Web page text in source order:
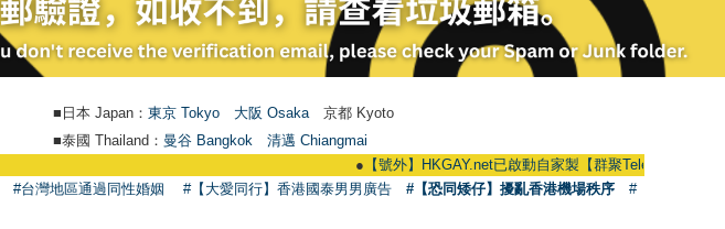
■日本 Japan： 東京 Tokyo 大阪 Osaka 京都 Kyoto
■泰國 Thailand： 曼谷 Bangkok
清邁 Chiangmai
【號外】HKGAY.net已啟動自家製【群聚Telegram群組】
#台灣地區通過同性婚姻 #【大愛同行】香港國泰男男廣告 #【恐同矮仔】擾亂香港機場秩序
#